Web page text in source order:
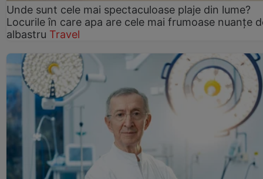
Unde sunt cele mai spectaculoase plaje din lume?
Locurile în care apa are cele mai frumoase nuanțe
albastru Travel